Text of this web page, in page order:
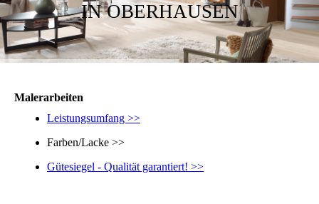
IN OBERHAUSEN
Malerarbeiten
Leistungsumfang >>
Farben/Lacke >>
Gütesiegel - Qualität garantiert! >>